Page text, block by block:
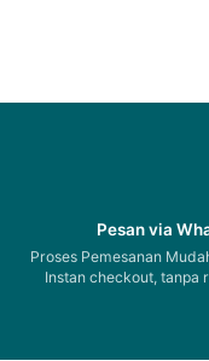
Pesan via
Proses Pemesanan
Instan checkout, tanpa